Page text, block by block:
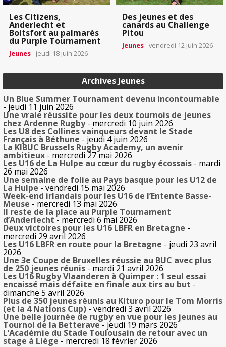
Les Citizens,
Anderlecht et
Boitsfort au palmarès
du Purple Tournament
Jeunes- jeudi 18 juin 2026
Des jeunes et des
canards au Challenge
Pitou
Jeunes- vendredi 12 juin 2026
Archives Jeunes
Un Blue Summer Tournament devenu incontournable
- jeudi 11 juin 2026
Une vraie réussite pour les deux tournois de jeunes
chez Ardenne Rugby- mercredi 10 juin 2026
Les U8 des Collines vainqueurs devant le Stade
Français à Béthune - jeudi 4 juin 2026
La KIBUC Brussels Rugby Academy, un avenir
ambitieux - mercredi 27 mai 2026
Les U16 de La Hulpe au cœur du rugby écossais - mardi
26 mai 2026
Une semaine de folie au Pays basque pour les U12 de
La Hulpe - vendredi 15 mai 2026
Week-end irlandais pour les U16 de l’Entente Basse-
Meuse - mercredi 13 mai 2026
Il reste de la place au Purple Tournament
d’Anderlecht- mercredi 6 mai 2026
Deux victoires pour les U16 LBFR en Bretagne -
mercredi 29 avril 2026
Les U16 LBFR en route pour la Bretagne - jeudi 23 avril
2026
Une 3e Coupe de Bruxelles réussie au BUC avec plus
de 250 jeunes réunis - mardi 21 avril 2026
Les U16 Rugby Vlaanderen à Quimper : 1 seul essai
encaissé mais défaite en finale aux tirs au but -
dimanche 5 avril 2026
Plus de 350 jeunes réunis au Kituro pour le Tom Morris
(et la 4 Nations Cup) - vendredi 3 avril 2026
Une belle journée de rugby en vue pour les jeunes au
Tournoi de la Betterave- jeudi 19 mars 2026
L’Académie du Stade Toulousain de retour avec un
stage à Liège - mercredi 18 février 2026